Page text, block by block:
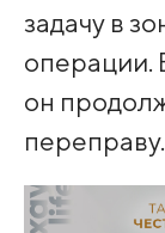
задачу в
операции.
он
переправу.